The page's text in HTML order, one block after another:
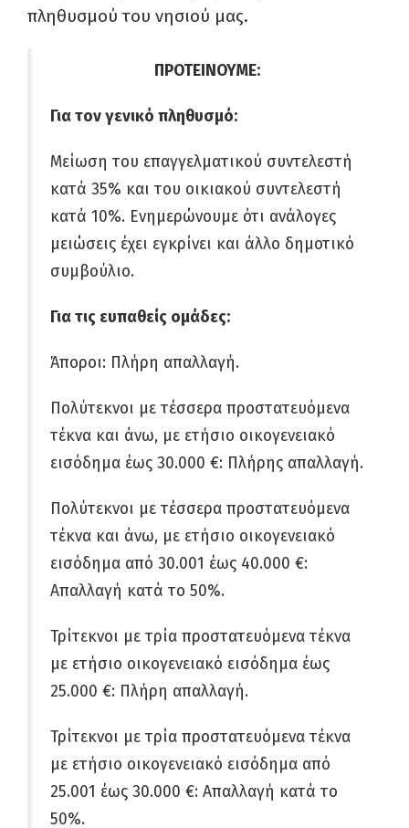
πληθυσμού του νησιού μας.
ΠΡΟΤΕΙΝΟΥΜΕ:
Για τον γενικό πληθυσμό:
Μείωση του επαγγελματικού συντελεστή
κατά 35% και του οικιακού συντελεστή
κατά 10%. Ενημερώνουμε ότι ανάλογες
μειώσεις έχει εγκρίνει και άλλο δημοτικό
συμβούλιο.
Για τις ευπαθείς ομάδες:
Άποροι: Πλήρη απαλλαγή.
Πολύτεκνοι με τέσσερα προστατευόμενα
τέκνα και άνω, με ετήσιο οικογενειακό
εισόδημα έως 30.000 €: Πλήρης απαλλαγή.
Πολύτεκνοι με τέσσερα προστατευόμενα
τέκνα και άνω, με ετήσιο οικογενειακό
εισόδημα από 30.001 έως 40.000 €:
Απαλλαγή κατά το 50%.
Τρίτεκνοι με τρία προστατευόμενα τέκνα
με ετήσιο οικογενειακό εισόδημα έως
25.000 €: Πλήρη απαλλαγή.
Τρίτεκνοι με τρία προστατευόμενα τέκνα
με ετήσιο οικογενειακό εισόδημα από
25.001 έως 30.000 €: Απαλλαγή κατά το
50%.